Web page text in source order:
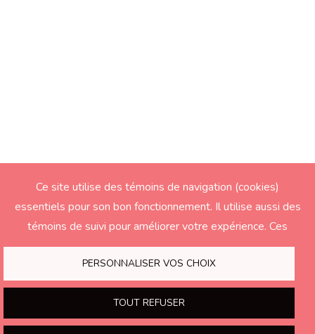
Ce site utilise des témoins de navigation (cookies)
essentiels pour son bon fonctionnement. Il utilise aussi des
témoins de suivi pour améliorer votre expérience. Ces
derniers seront activés seulement si vous acceptez.
PERSONNALISER VOS CHOIX
TOUT REFUSER